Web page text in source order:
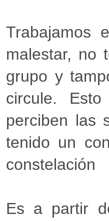
Trabajamos
malestar, no
grupo y
circule.
perciben las
tenido un
constelación
Es a partir